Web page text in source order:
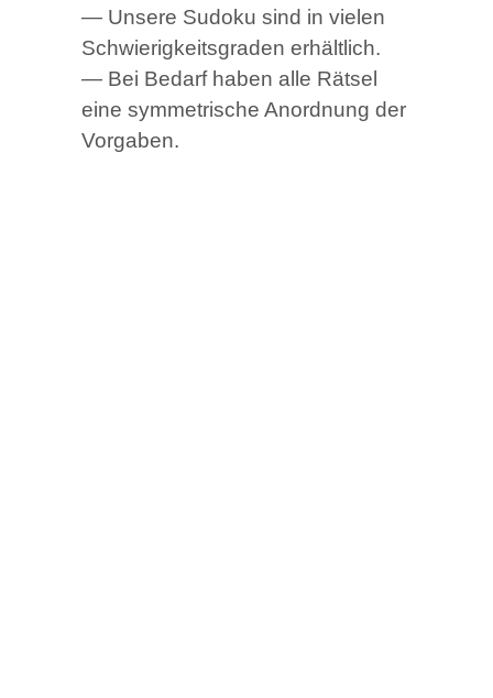
— Unse­re Sudo­ku sind in vie­len
Schwie­rig­keits­gra­den erhältlich.
— Bei Bedarf haben alle Rät­sel
eine sym­me­tri­sche Anord­nung der
Vorgaben.